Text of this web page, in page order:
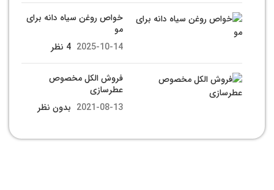
خواص روغن سیاه دانه برای
مو
2025-10-14 4 نظر
فروش الکل مخصوص
عطرسازی
2021-08-13 بدون نظر